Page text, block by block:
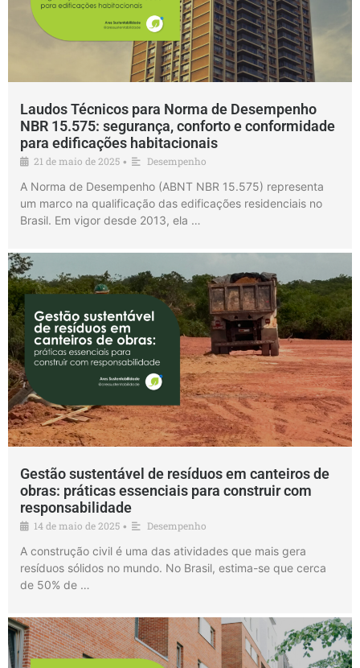
Laudos Técnicos para Norma de Desempenho
NBR 15.575: segurança, conforto e conformidade
para edificações habitacionais
21 de maio de 2025 • Desempenho
A Norma de Desempenho (ABNT NBR 15.575) representa
um marco na qualificação das edificações residenciais no
Brasil. Em vigor desde 2013, ela …
Gestão sustentável de resíduos em canteiros de
obras: práticas essenciais para construir com
responsabilidade
14 de maio de 2025 • Desempenho
A construção civil é uma das atividades que mais gera
resíduos sólidos no mundo. No Brasil, estima-se que cerca
de 50% de …